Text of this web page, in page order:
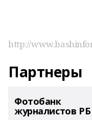
http://
Партнеры
Фотобанк
журналистов РБ